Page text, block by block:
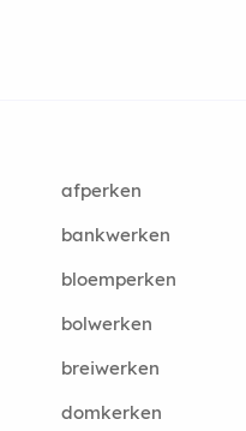
afperken
bankwerken
bloemperken
bolwerken
breiwerken
domkerken